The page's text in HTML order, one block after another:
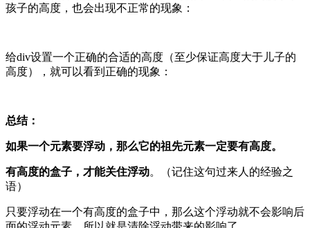
孩子的高度，也会出现不正常的现象：
给div设置一个正确的合适的高度（至少保证高度大于儿子的
高度），就可以看到正确的现象：
总结：
如果一个元素要浮动，那么它的祖先元素一定要有高度。
有高度的盒子，才能关住浮动。（记住这句过来人的经验之
语）
只要浮动在一个有高度的盒子中，那么这个浮动就不会影响后